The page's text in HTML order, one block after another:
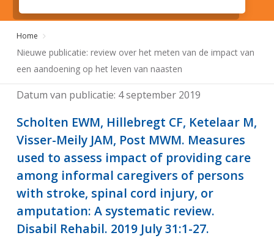
Home
Nieuwe publicatie: review over het meten van de impact van
een aandoening op het leven van naasten
Datum van publicatie: 4 september 2019
Scholten EWM, Hillebregt CF, Ketelaar M,
Visser-Meily JAM, Post MWM. Measures
used to assess impact of providing care
among informal caregivers of persons
with stroke, spinal cord injury, or
amputation: A systematic review.
Disabil Rehabil. 2019 July 31:1-27.